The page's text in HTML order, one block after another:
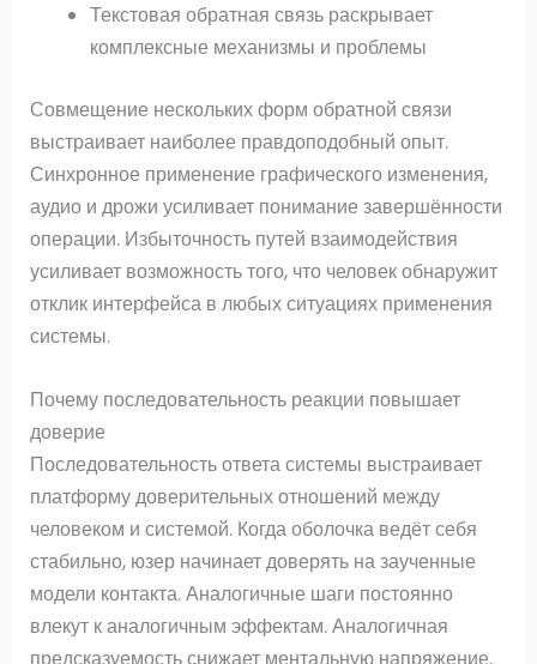
Текстовая обратная связь раскрывает
комплексные механизмы и проблемы
Совмещение нескольких форм обратной связи
выстраивает наиболее правдоподобный опыт.
Синхронное применение графического изменения,
аудио и дрожи усиливает понимание завершённости
операции. Избыточность путей взаимодействия
усиливает возможность того, что человек обнаружит
отклик интерфейса в любых ситуациях применения
системы.
Почему последовательность реакции повышает
доверие
Последовательность ответа системы выстраивает
платформу доверительных отношений между
человеком и системой. Когда оболочка ведёт себя
стабильно, юзер начинает доверять на заученные
модели контакта. Аналогичные шаги постоянно
влекут к аналогичным эффектам. Аналогичная